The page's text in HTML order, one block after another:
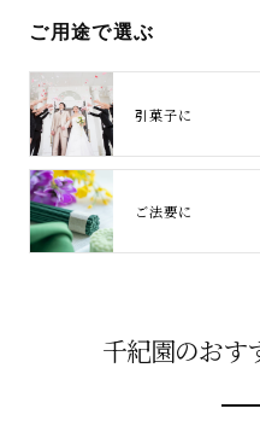
ご用途で選ぶ
引菓子に
ご法要に
千紀園のおす